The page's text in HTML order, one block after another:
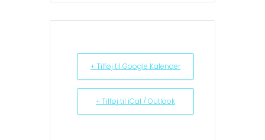
+ Tilføj til Google Kalender
+ Tilføj til iCal / Outlook